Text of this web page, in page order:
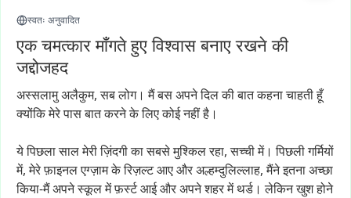
स्वतः अनुवादित
एक चमत्कार माँगते हुए विश्वास बनाए रखने की
जद्दोजहद
अस्सलामुअलैकुम, सबलोग। मैंबसअपनेदिलकीबातकहनाचाहतीहूँ
क्योंकिमेरेपासबातकरनेकेलिएकोईनहींहै।
येपिछलासालमेरीज़िंदगीकासबसेमुश्किलरहा, सच्चीमें। पिछलीगर्मियों
में, मेरेफ़ाइनलएग्ज़ामकेरिज़ल्टआएऔरअल्हम्दुलिल्लाह, मैंनेइतनाअच्छा
किया-मैंअपनेस्कूलमेंफ़र्स्टआईऔरअपनेशहरमेंथर्ड। लेकिनखुशहोने